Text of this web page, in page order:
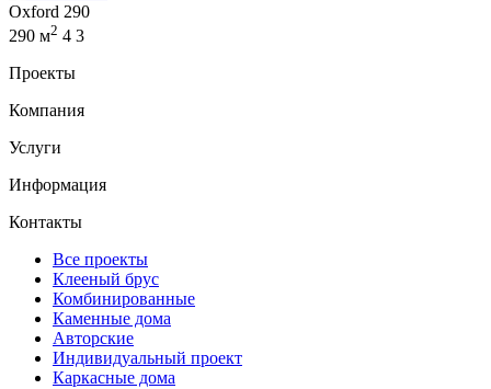
Oxford 290
290 м2 4 3
Проекты
Компания
Услуги
Информация
Контакты
Все проекты
Клееный брус
Комбинированные
Каменные дома
Авторские
Индивидуальный проект
Каркасные дома